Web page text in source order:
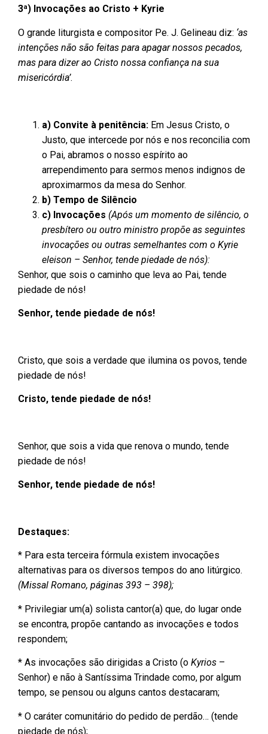
3ª) Invocações ao Cristo + Kyrie
O grande liturgista e compositor Pe. J. Gelineau diz: ‘as
intenções não são feitas para apagar nossos pecados,
mas para dizer ao Cristo nossa confiança na sua
misericórdia’.
a) Convite à penitência: Em Jesus Cristo, o
Justo, que intercede por nós e nos reconcilia com
o Pai, abramos o nosso espírito ao
arrependimento para sermos menos indignos de
aproximarmos da mesa do Senhor.
b) Tempo de Silêncio
c) Invocações (Após um momento de silêncio, o
presbítero ou outro ministro propõe as seguintes
invocações ou outras semelhantes com o Kyrie
eleison – Senhor, tende piedade de nós):
Senhor, que sois o caminho que leva ao Pai, tende
piedade de nós!
Senhor, tende piedade de nós!
Cristo, que sois a verdade que ilumina os povos, tende
piedade de nós!
Cristo, tende piedade de nós!
Senhor, que sois a vida que renova o mundo, tende
piedade de nós!
Senhor, tende piedade de nós!
Destaques:
* Para esta terceira fórmula existem invocações
alternativas para os diversos tempos do ano litúrgico.
(Missal Romano, páginas 393 – 398);
* Privilegiar um(a) solista cantor(a) que, do lugar onde
se encontra, propõe cantando as invocações e todos
respondem;
* As invocações são dirigidas a Cristo (o Kyrios –
Senhor) e não à Santíssima Trindade como, por algum
tempo, se pensou ou alguns cantos destacaram;
* O caráter comunitário do pedido de perdão… (tende
piedade de nós);